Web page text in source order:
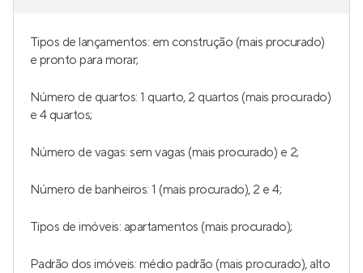
Tipos de lançamentos: em construção (mais procurado)
e pronto para morar;
Número de quartos: 1 quarto, 2 quartos (mais procurado)
e 4 quartos;
Número de vagas: sem vagas (mais procurado) e 2;
Número de banheiros: 1 (mais procurado), 2 e 4;
Tipos de imóveis: apartamentos (mais procurado);
Padrão dos imóveis: médio padrão (mais procurado), alto